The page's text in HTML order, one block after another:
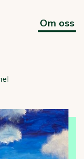
Om oss